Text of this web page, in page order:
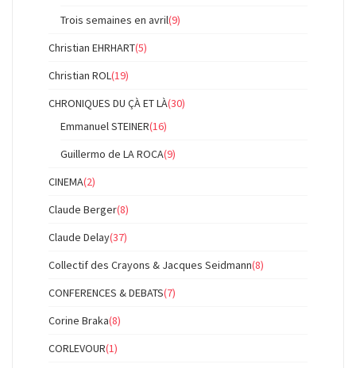
Trois semaines en avril(9)
Christian EHRHART(5)
Christian ROL(19)
CHRONIQUES DU ÇÀ ET LÀ(30)
Emmanuel STEINER(16)
Guillermo de LA ROCA(9)
CINEMA(2)
Claude Berger(8)
Claude Delay(37)
Collectif des Crayons & Jacques Seidmann(8)
CONFERENCES & DEBATS(7)
Corine Braka(8)
CORLEVOUR(1)